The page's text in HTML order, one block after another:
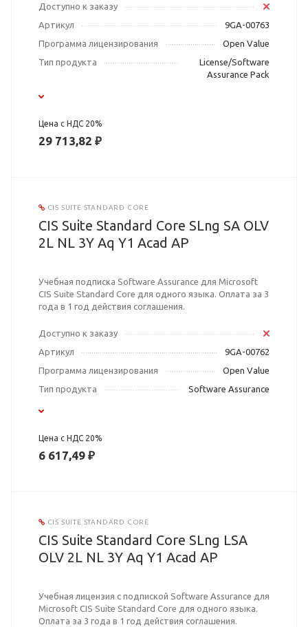
Доступно к заказу
Артикул
9GA-00763
Программа лицензирования
Open Value
Тип продукта
License/Software
Assurance Pack
Цена с НДС 20%
29 713,82 ₽
CIS SUITE STANDARD CORE
CIS Suite Standard Core SLng SA OLV
2L NL 3Y Aq Y1 Acad AP
Учебная подписка Software Assurance для Microsoft
CIS Suite Standard Core для одного языка. Оплата за 3
года в 1 год действия соглашения.
Доступно к заказу
Артикул
9GA-00762
Программа лицензирования
Open Value
Тип продукта
Software Assurance
Цена с НДС 20%
6 617,49 ₽
CIS SUITE STANDARD CORE
CIS Suite Standard Core SLng LSA
OLV 2L NL 3Y Aq Y1 Acad AP
Учебная лицензия с подпиской Software Assurance для
Microsoft CIS Suite Standard Core для одного языка.
Оплата за 3 года в 1 год действия соглашения.